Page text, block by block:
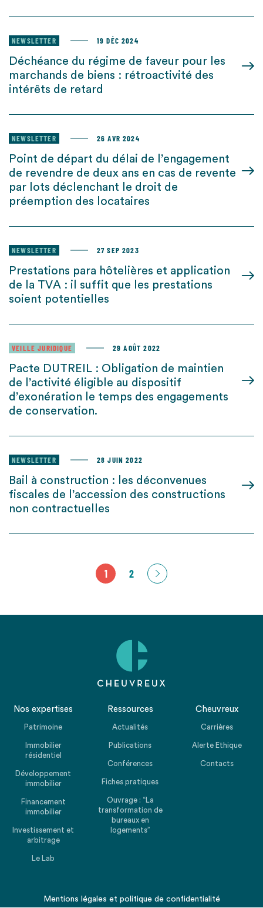
NEWSLETTER 19 DÉC 2024
Déchéance du régime de faveur pour les
marchands de biens : rétroactivité des
intérêts de retard
NEWSLETTER 26 AVR 2024
Point de départ du délai de l’engagement
de revendre de deux ans en cas de revente
par lots déclenchant le droit de
préemption des locataires
NEWSLETTER 27 SEP 2023
Prestations para hôtelières et application
de la TVA : il suffit que les prestations
soient potentielles
VEILLE JURIDIQUE 29 AOÛT 2022
Pacte DUTREIL : Obligation de maintien
de l’activité éligible au dispositif
d’exonération le temps des engagements
de conservation.
NEWSLETTER 28 JUIN 2022
Bail à construction : les déconvenues
fiscales de l’accession des constructions
non contractuelles
1 2
Nos expertises
Patrimoine
Immobilier
résidentiel
Développement
immobilier
Financement
immobilier
Investissement et
arbitrage
Le Lab
Ressources
Actualités
Publications
Conférences
Fiches pratiques
Ouvrage : “La
transformation de
bureaux en
logements”
Cheuvreux
Carrières
Alerte Ethique
Contacts
Mentions légales et politique de confidentialité